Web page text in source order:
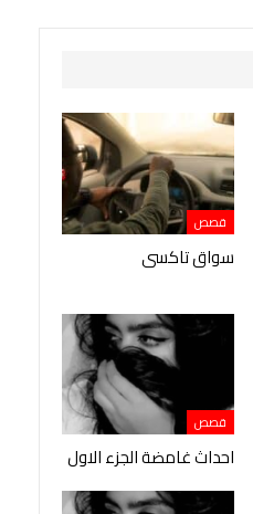
قصص
سواق تاكسى
قصص
احداث غامضة الجزء الاول